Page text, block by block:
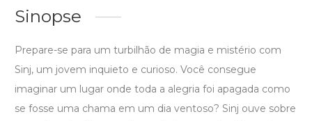
Sinopse
Prepare-se para um turbilhão de magia e mistério com
Sinj, um jovem inquieto e curioso. Você consegue
imaginar um lugar onde toda a alegria foi apagada como
se fosse uma chama em um dia ventoso? Sinj ouve sobre